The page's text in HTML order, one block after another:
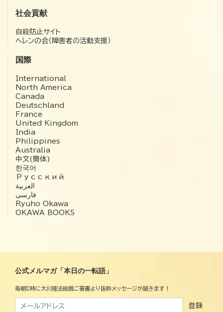
社会貢献
自殺防止サイト
ヘレンの会（障害者の活動支援）
国際
International
North America
Canada
Deutschland
France
United Kingdom
India
Philippines
Australia
中文(簡体)
한국어
Русский
العربية‏
فارسی
Ryuho Okawa
OKAWA BOOKS
公式メルマガ「本日の一転語」
毎朝8時に大川隆法総裁ご著書より抜粋メッセージが届きます！
登録